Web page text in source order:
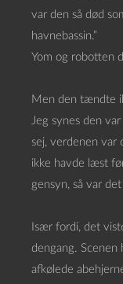
var den så død
havnebassin.”
Yom og robotten
Men den tændte
Jeg synes den
sej, verdenen var
ikke havde læst
gensyn, så var
Især fordi, det
dengang. Scenen
afkølede